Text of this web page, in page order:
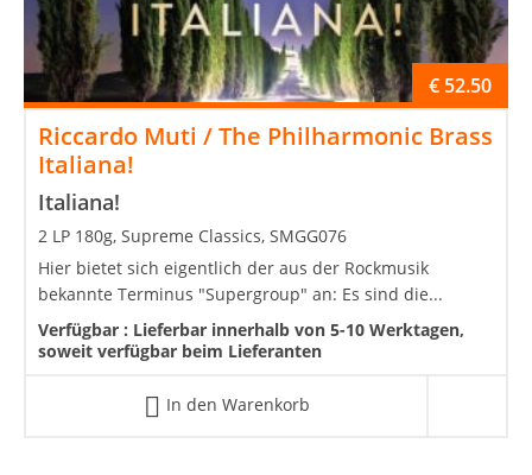
Riccardo Muti / The Philharmonic Brass
Italiana!
Italiana!
€ 52.50
2 LP 180g, Supreme Classics, SMGG076
Hier bietet sich eigentlich der aus der Rockmusik
bekannte Terminus "Supergroup" an: Es sind die...
Verfügbar : Lieferbar innerhalb von 5-10 Werktagen,
soweit verfügbar beim Lieferanten
In den Warenkorb